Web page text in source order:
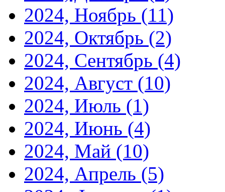
2024, Ноябрь (11)
2024, Октябрь (2)
2024, Сентябрь (4)
2024, Август (10)
2024, Июль (1)
2024, Июнь (4)
2024, Май (10)
2024, Апрель (5)